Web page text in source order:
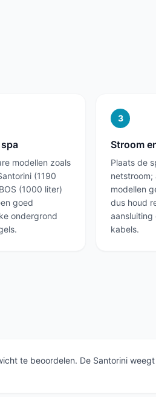
modellen zoals
(1190
(1000 liter)
goed
ondergrond
3
Stroom
Plaats de
netstroom;
modellen
dus houd
kabels.
te beoordelen. De Santorini